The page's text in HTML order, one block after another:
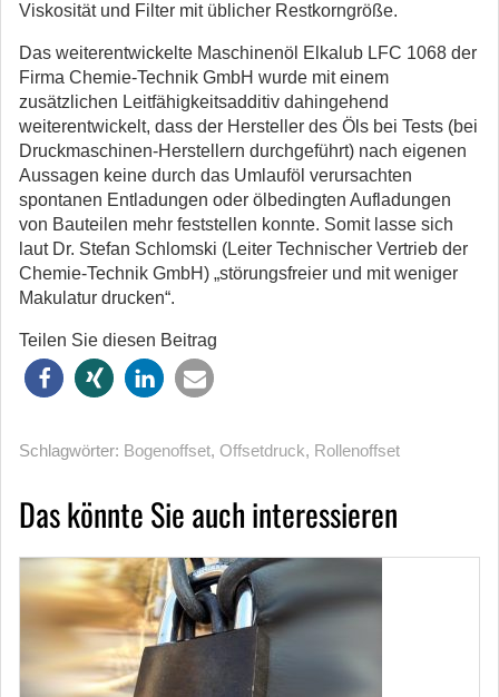
Viskosität und Filter mit üblicher Restkorngröße.
Das weiterentwickelte Maschinenöl Elkalub LFC 1068 der
Firma Chemie-Technik GmbH wurde mit einem
zusätzlichen Leitfähigkeitsadditiv dahingehend
weiterentwickelt, dass der Hersteller des Öls bei Tests (bei
Druckmaschinen-Herstellern durchgeführt) nach eigenen
Aussagen keine durch das Umlauföl verursachten
spontanen Entladungen oder ölbedingten Aufladungen
von Bauteilen mehr feststellen konnte. Somit lasse sich
laut Dr. Stefan Schlomski (Leiter Technischer Vertrieb der
Chemie-Technik GmbH) „störungsfreier und mit weniger
Makulatur drucken“.
Teilen Sie diesen Beitrag
Schlagwörter: Bogenoffset, Offsetdruck, Rollenoffset
Das könnte Sie auch interessieren